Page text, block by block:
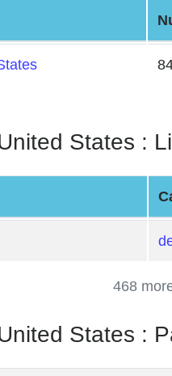
States :
468
States :